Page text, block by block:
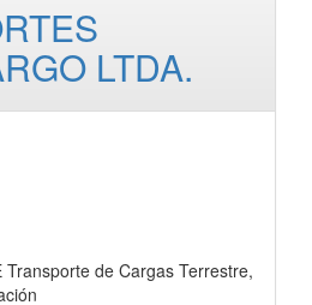
LTDA.
Transporte de Cargas Terrestre,